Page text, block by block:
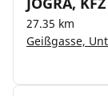
27.35 km
Geißgasse,